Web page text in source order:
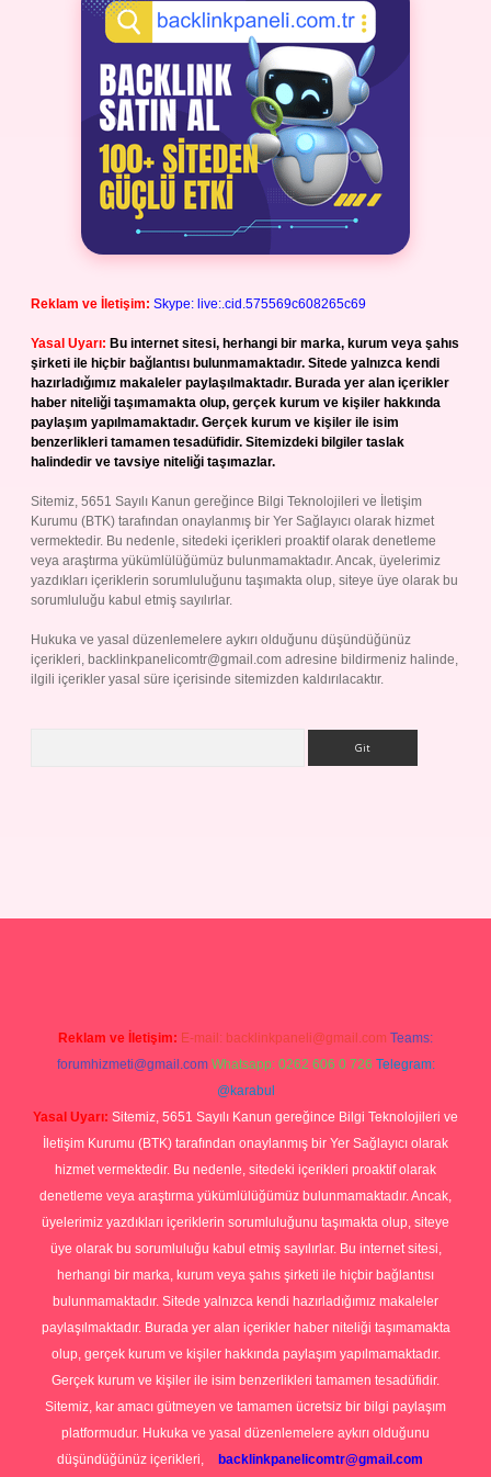
Reklam ve İletişim: Skype: live:.cid.575569c608265c69
Yasal Uyarı: Bu internet sitesi, herhangi bir marka, kurum veya şahıs
şirketi ile hiçbir bağlantısı bulunmamaktadır. Sitede yalnızca kendi
hazırladığımız makaleler paylaşılmaktadır. Burada yer alan içerikler
haber niteliği taşımamakta olup, gerçek kurum ve kişiler hakkında
paylaşım yapılmamaktadır. Gerçek kurum ve kişiler ile isim
benzerlikleri tamamen tesadüfidir. Sitemizdeki bilgiler taslak
halindedir ve tavsiye niteliği taşımazlar.
Sitemiz, 5651 Sayılı Kanun gereğince Bilgi Teknolojileri ve İletişim
Kurumu (BTK) tarafından onaylanmış bir Yer Sağlayıcı olarak hizmet
vermektedir. Bu nedenle, sitedeki içerikleri proaktif olarak denetleme
veya araştırma yükümlülüğümüz bulunmamaktadır. Ancak, üyelerimiz
yazdıkları içeriklerin sorumluluğunu taşımakta olup, siteye üye olarak bu
sorumluluğu kabul etmiş sayılırlar.
Hukuka ve yasal düzenlemelere aykırı olduğunu düşündüğünüz
içerikleri, backlinkpanelicomtr@gmail.com adresine bildirmeniz halinde,
ilgili içerikler yasal süre içerisinde sitemizden kaldırılacaktır.
Reklam ve İletişim: E-mail: backlinkpaneli@gmail.com Teams:
forumhizmeti@gmail.com Whatsapp: 0262 606 0 726 Telegram:
@karabul
Yasal Uyarı: Sitemiz, 5651 Sayılı Kanun gereğince Bilgi Teknolojileri ve
İletişim Kurumu (BTK) tarafından onaylanmış bir Yer Sağlayıcı olarak
hizmet vermektedir. Bu nedenle, sitedeki içerikleri proaktif olarak
denetleme veya araştırma yükümlülüğümüz bulunmamaktadır. Ancak,
üyelerimiz yazdıkları içeriklerin sorumluluğunu taşımakta olup, siteye
üye olarak bu sorumluluğu kabul etmiş sayılırlar. Bu internet sitesi,
herhangi bir marka, kurum veya şahıs şirketi ile hiçbir bağlantısı
bulunmamaktadır. Sitede yalnızca kendi hazırladığımız makaleler
paylaşılmaktadır. Burada yer alan içerikler haber niteliği taşımamakta
olup, gerçek kurum ve kişiler hakkında paylaşım yapılmamaktadır.
Gerçek kurum ve kişiler ile isim benzerlikleri tamamen tesadüfidir.
Sitemiz, kar amacı gütmeyen ve tamamen ücretsiz bir bilgi paylaşım
platformudur. Hukuka ve yasal düzenlemelere aykırı olduğunu
düşündüğünüz içerikleri,
backlinkpanelicomtr@gmail.com